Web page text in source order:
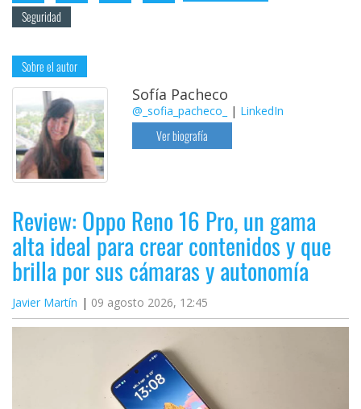
Seguridad
Sobre el autor
Sofía Pacheco
@_sofia_pacheco_ | LinkedIn
Ver biografía
Review: Oppo Reno 16 Pro, un gama
alta ideal para crear contenidos y que
brilla por sus cámaras y autonomía
Javier Martín 09 agosto 2026, 12:45